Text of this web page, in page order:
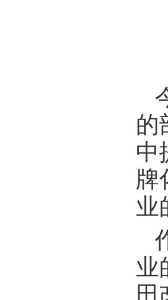
的
中
牌
业
业
田